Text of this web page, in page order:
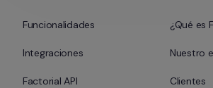
Funcionalidades
Integraciones
Factorial API
¿Qué es
Nuestro
Clientes